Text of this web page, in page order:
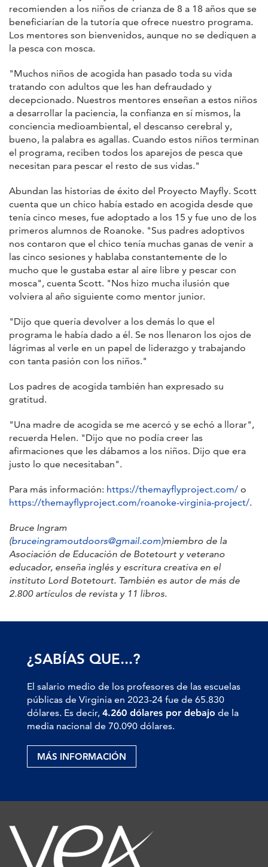
recomienden a los niños de crianza de 8 a 18 años que se
beneficiarían de la tutoría que ofrece nuestro programa.
Los mentores son bienvenidos, aunque no se dediquen a
la pesca con mosca.
"Muchos niños de acogida han pasado toda su vida
tratando con adultos que les han defraudado y
decepcionado. Nuestros mentores enseñan a estos niños
a desarrollar la paciencia, la confianza en sí mismos, la
conciencia medioambiental, el descanso cerebral y,
bueno, la palabra es agallas. Cuando estos niños terminan
el programa, reciben todos los aparejos de pesca que
necesitan para pescar el resto de sus vidas."
Abundan las historias de éxito del Proyecto Mayfly. Scott
cuenta que un chico había estado en acogida desde que
tenía cinco meses, fue adoptado a los 15 y fue uno de los
primeros alumnos de Roanoke. "Sus padres adoptivos
nos contaron que el chico tenía muchas ganas de venir a
las cinco sesiones y hablaba constantemente de lo
mucho que le gustaba estar al aire libre y pescar con
mosca", cuenta Scott. "Nos hizo mucha ilusión que
volviera al año siguiente como mentor junior.
"Dijo que quería devolver a los demás lo que el
programa le había dado a él. Se nos llenaron los ojos de
lágrimas al verle en un papel de liderazgo y trabajando
con tanta pasión con los niños."
Los padres de acogida también han expresado su
gratitud.
"Una madre de acogida se me acercó y se echó a llorar",
recuerda Helen. "Dijo que no podía creer las
afirmaciones que les dábamos a los niños. Dijo que era
justo lo que necesitaban".
Para más información: https://themayflyproject.com/ o
https://themayflyproject.com/roanoke-virginia-project/.
Bruce Ingram
(bruceingramoutdoors@gmail.com)miembro de la
Asociación de Educación de Botetourt y veterano
educador, enseña inglés y escritura creativa en el
instituto Lord Botetourt. También es autor de más de
2.800 artículos de revista y 11 libros.
¿SABÍAS QUE...?
El salario medio de los profesores de las escuelas
públicas de Virginia en 2023-24 fue de 65.830
dólares. Es decir, 4.260 dólares por debajo de la
media nacional de 70.090 dólares.
MÁS INFORMACIÓN